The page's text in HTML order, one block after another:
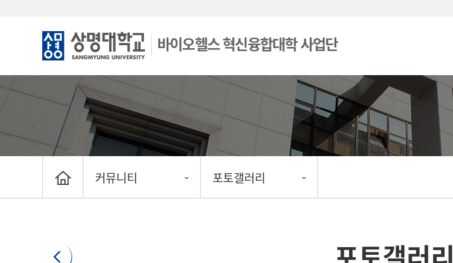
바이오헬스 혁신융합대학 사업단
커뮤니티 포토갤러리